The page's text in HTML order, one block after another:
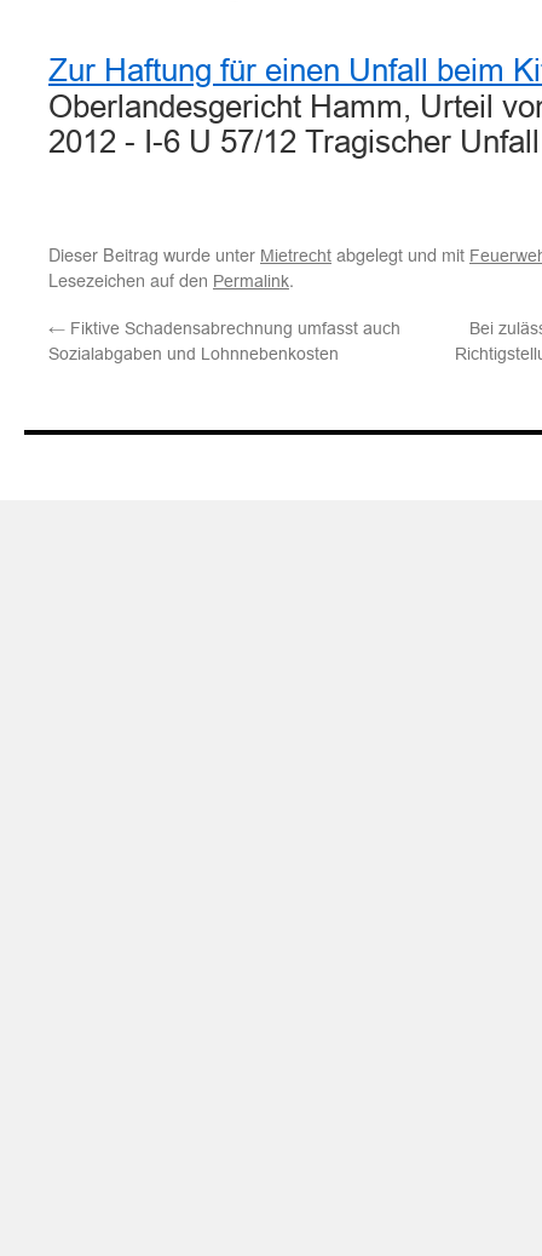
Zur Haftung für einen Unfall beim
Oberlandesgericht Hamm, Urteil
2012 - I-6 U 57/12 Tragischer
Dieser Beitrag wurde unter Mietrecht abgelegt und mit
Lesezeichen auf den Permalink.
← Fiktive Schadensabrechnung umfasst auch
Sozialabgaben und Lohnnebenkosten
Bei